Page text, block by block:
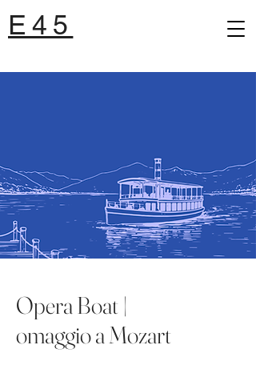
E45
Opera Boat |
omaggio a Mozart